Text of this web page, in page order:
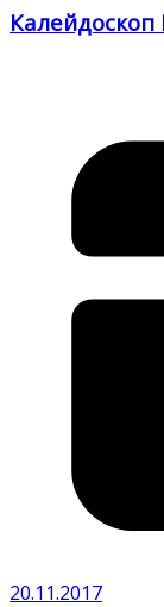
Калейдоскоп
20.11.2017